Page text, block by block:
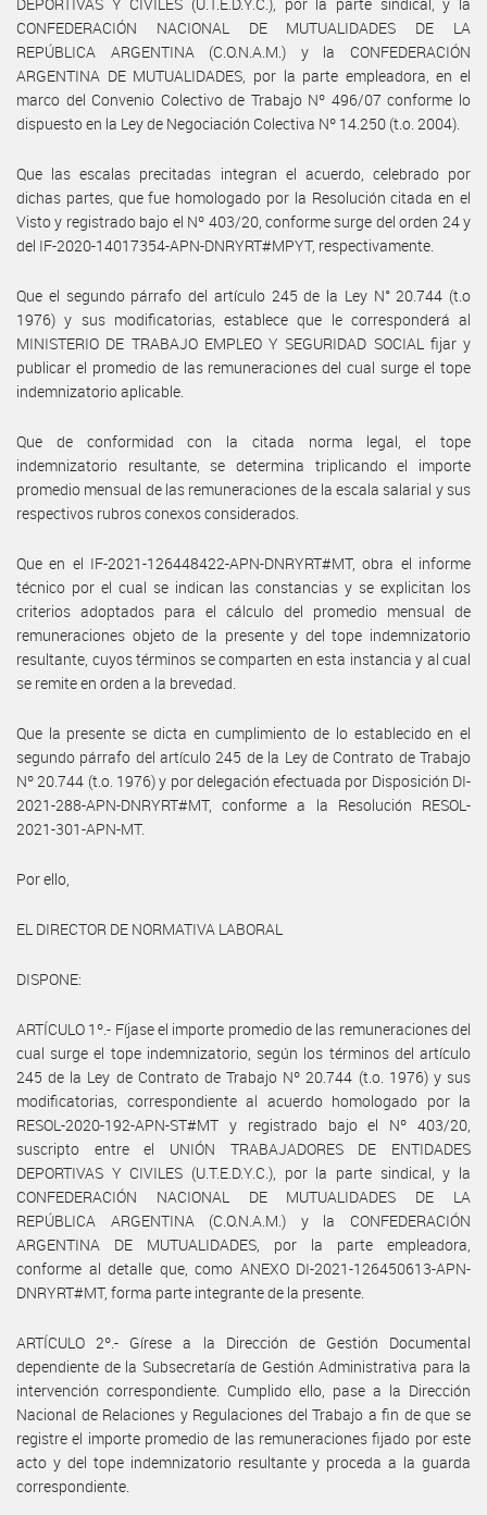
CONFEDERACIÓN NACIONAL DE MUTUALIDADES DE LA
REPÚBLICA ARGENTINA (C.O.N.A.M.) y la CONFEDERACIÓN
ARGENTINA DE MUTUALIDADES, por la parte empleadora, en el
marco del Convenio Colectivo de Trabajo Nº 496/07 conforme lo
dispuesto en la Ley de Negociación Colectiva Nº 14.250 (t.o. 2004).
Que las escalas precitadas integran el acuerdo, celebrado por
dichas partes, que fue homologado por la Resolución citada en el
Visto y registrado bajo el Nº 403/20, conforme surge del orden 24 y
del IF-2020-14017354-APN-DNRYRT#MPYT, respectivamente.
Que el segundo párrafo del artículo 245 de la Ley N° 20.744 (t.o
1976) y sus modificatorias, establece que le corresponderá al
MINISTERIO DE TRABAJO EMPLEO Y SEGURIDAD SOCIAL fijar y
publicar el promedio de las remuneraciones del cual surge el tope
indemnizatorio aplicable.
Que de conformidad con la citada norma legal, el tope
indemnizatorio resultante, se determina triplicando el importe
promedio mensual de las remuneraciones de la escala salarial y sus
respectivos rubros conexos considerados.
Que en el IF-2021-126448422-APN-DNRYRT#MT, obra el informe
técnico por el cual se indican las constancias y se explicitan los
criterios adoptados para el cálculo del promedio mensual de
remuneraciones objeto de la presente y del tope indemnizatorio
resultante, cuyos términos se comparten en esta instancia y al cual
se remite en orden a la brevedad.
Que la presente se dicta en cumplimiento de lo establecido en el
segundo párrafo del artículo 245 de la Ley de Contrato de Trabajo
Nº 20.744 (t.o. 1976) y por delegación efectuada por Disposición DI-
2021-288-APN-DNRYRT#MT, conforme a la Resolución RESOL-
2021-301-APN-MT.
Por ello,
EL DIRECTOR DE NORMATIVA LABORAL
DISPONE:
ARTÍCULO 1º.- Fíjase el importe promedio de las remuneraciones del
cual surge el tope indemnizatorio, según los términos del artículo
245 de la Ley de Contrato de Trabajo Nº 20.744 (t.o. 1976) y sus
modificatorias, correspondiente al acuerdo homologado por la
RESOL-2020-192-APN-ST#MT y registrado bajo el Nº 403/20,
suscripto entre el UNIÓN TRABAJADORES DE ENTIDADES
DEPORTIVAS Y CIVILES (U.T.E.D.Y.C.), por la parte sindical, y la
CONFEDERACIÓN NACIONAL DE MUTUALIDADES DE LA
REPÚBLICA ARGENTINA (C.O.N.A.M.) y la CONFEDERACIÓN
ARGENTINA DE MUTUALIDADES, por la parte empleadora,
conforme al detalle que, como ANEXO DI-2021-126450613-APN-
DNRYRT#MT, forma parte integrante de la presente.
ARTÍCULO 2º.- Gírese a la Dirección de Gestión Documental
dependiente de la Subsecretaría de Gestión Administrativa para la
intervención correspondiente. Cumplido ello, pase a la Dirección
Nacional de Relaciones y Regulaciones del Trabajo a fin de que se
registre el importe promedio de las remuneraciones fijado por este
acto y del tope indemnizatorio resultante y proceda a la guarda
correspondiente.